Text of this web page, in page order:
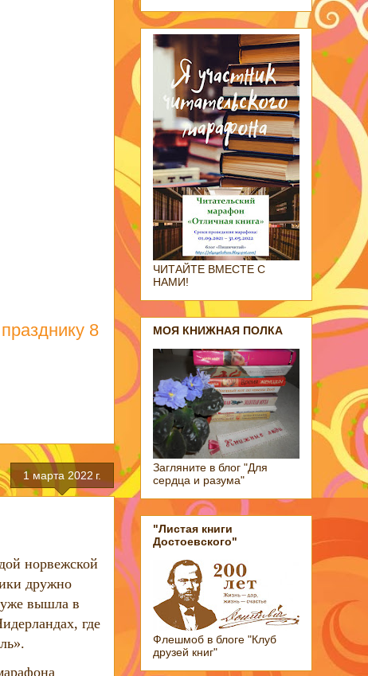
8
1 марта 2022 г.
норвежской
дружно
вышла в
где
ЧИТАЙТЕ ВМЕСТЕ С
НАМИ!
МОЯ КНИЖНАЯ ПОЛКА
Загляните в блог "Для
сердца и разума"
"Листая книги
Достоевского"
Флешмоб в блоге "Клуб
друзей книг"